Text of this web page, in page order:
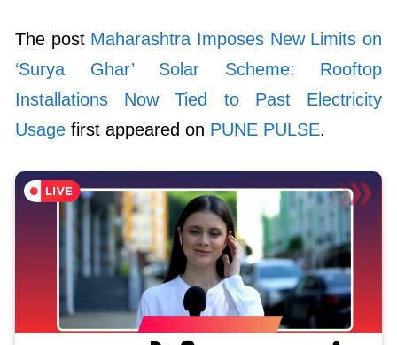
The post Maharashtra Imposes New Limits on
‘Surya Ghar’ Solar Scheme: Rooftop
Installations Now Tied to Past Electricity
Usage first appeared on PUNE PULSE.